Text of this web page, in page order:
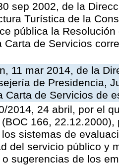
sep 2002, de la
Turística de la
pública la
Carta de Servicios
11 mar 2014, de la
de Presidencia,
Carta de Servicios de
2014, 24 abril, por el
166,
sistemas de
del servicio público y
sugerencias de los